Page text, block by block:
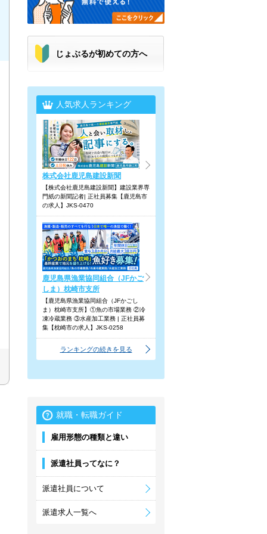
じょぶるが初めての方へ
人気求人ランキング
株式会社鹿児島建設新聞
【株式会社鹿児島建設新聞】建設業界専
門紙の新聞記者| 正社員募集【鹿児島市
の求人】JKS-0470
鹿児島県漁業協同組合（JFかご
しま）枕崎市支所
【鹿児島県漁業協同組合（JFかごし
ま）枕崎市支所】①魚の市場業務 ②冷
凍冷蔵業務 ③水産加工業務 | 正社員募
集【枕崎市の求人】JKS-0258
ランキングの続きを見る
就職・転職ガイド
雇用形態の種類と違い
派遣社員ってなに？
派遣社員について
派遣求人一覧へ